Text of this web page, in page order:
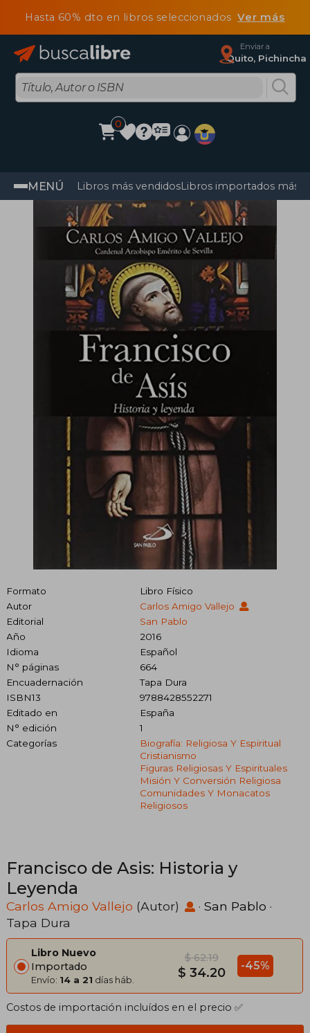
Hasta 60% dto en libros seleccionadosVer más
Enviar a
Quito, Pichincha
0
MENÚ Libros más vendidosLibros importados más
Formato
Libro Físico
Autor
Carlos Amigo Vallejo
Editorial
San Pablo
Año
2016
Idioma
Español
N° páginas
664
Encuadernación
Tapa Dura
ISBN13
9788428552271
Editado en
España
N° edición
1
Categorías
Biografía: Religiosa Y Espiritual
Cristianismo
Figuras Religiosas Y Espirituales
Misión Y Conversión Religiosa
Comunidades Y Monacatos
Religiosos
Francisco de Asis: Historia y
Leyenda
Carlos Amigo Vallejo (Autor) · San Pablo ·
Tapa Dura
Libro Nuevo
Importado
Envío: 14 a 21 días háb.
$ 62.19
$ 34.20 -45%
Costos de importación incluídos en el precio ✅